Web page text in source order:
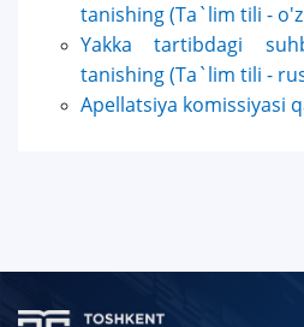
tanishing (Ta`lim tili -
Yakka tartibdagi
tanishing (Ta`lim tili -
Apellatsiya komissiyasi